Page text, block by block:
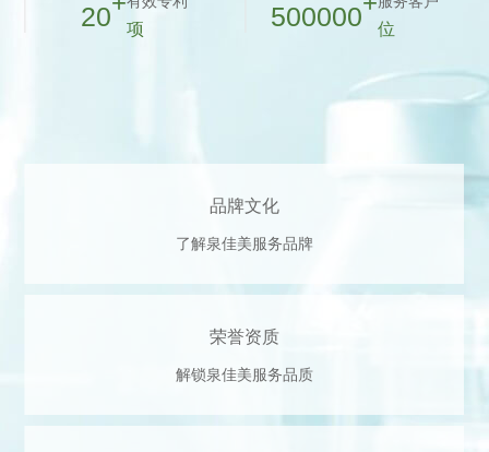
20 项 500000 位
品牌文化
了解泉佳美服务品牌
荣誉资质
解锁泉佳美服务品质